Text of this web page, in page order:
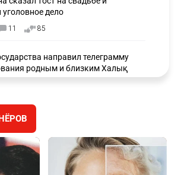
уголовное дело
11 85
направил телеграмму
родным и близким Халық
Ивана Гапича
объявил об открытии своей
академии в Астане
2 39